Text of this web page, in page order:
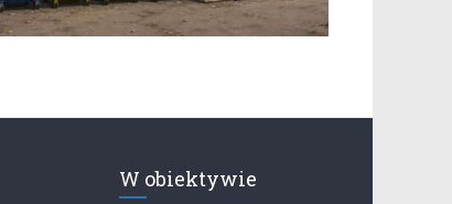
W obiektywie